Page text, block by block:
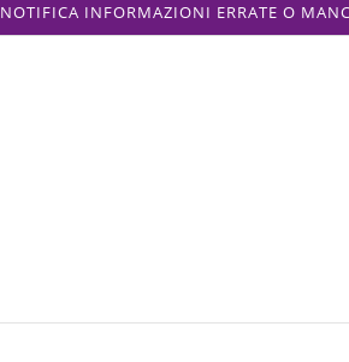
NOTIFICA INFORMAZIONI ERRATE O